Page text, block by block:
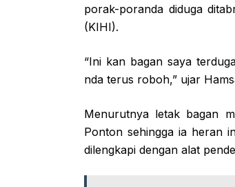
porak-poranda diduga
(KIHI).
“Ini kan bagan saya
nda terus roboh,” ujar
Menurutnya letak bagan
Ponton sehingga ia heran
dilengkapi dengan alat